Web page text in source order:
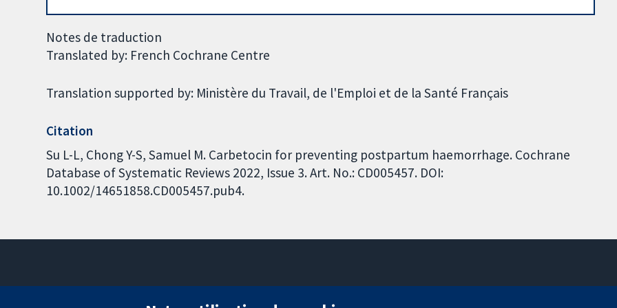
Notes de traduction
Translated by: French Cochrane Centre
Translation supported by: Ministère du Travail, de l'Emploi et de la Santé Français
Citation
Su L-L, Chong Y-S, Samuel M. Carbetocin for preventing postpartum haemorrhage. Cochrane
Database of Systematic Reviews 2022, Issue 3. Art. No.: CD005457. DOI:
10.1002/14651858.CD005457.pub4.